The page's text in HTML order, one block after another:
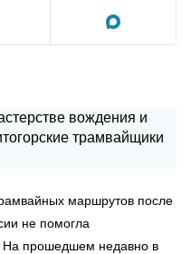
маршрутов после
не помогла
На прошедшем недавно в